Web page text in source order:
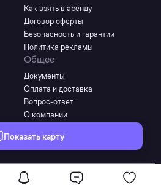
Показать карту
Как взять в аренду
Договор оферты
Безопасность и гарантии
Политика рекламы
Общее
Документы
Оплата и доставка
Вопрос-ответ
О компании